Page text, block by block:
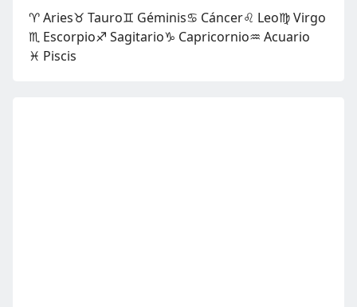
♈ Aries♉ Tauro♊ Géminis♋ Cáncer♌ Leo♍ Virgo
♏ Escorpio♐ Sagitario♑ Capricornio♒ Acuario
♓ Piscis